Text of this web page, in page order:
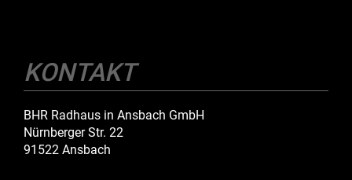
KONTAKT
BHR Radhaus in Ansbach GmbH
Nürnberger Str. 22
91522 Ansbach